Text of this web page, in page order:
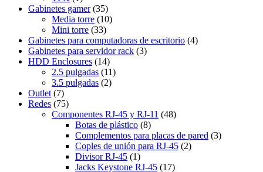
Gabinetes gamer (35)
Media torre (10)
Mini torre (33)
Gabinetes para computadoras de escritorio (4)
Gabinetes para servidor rack (3)
HDD Enclosures (14)
2.5 pulgadas (11)
3.5 pulgadas (2)
Outlet (7)
Redes (75)
Componentes RJ-45 y RJ-11 (48)
Botas de plástico (8)
Complementos para placas de pared (3)
Coples de unión para RJ-45 (2)
Divisor RJ-45 (1)
Jacks Keystone RJ-45 (17)